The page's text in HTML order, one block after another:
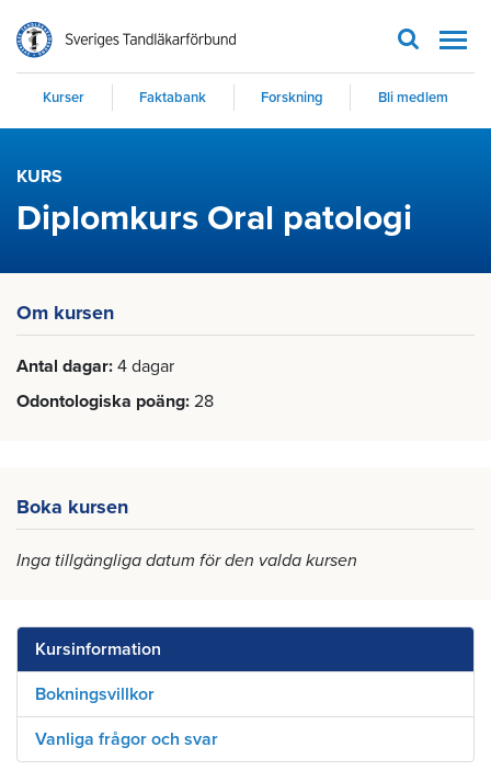
Kurser Faktabank Forskning Bli medlem
KURS
Diplomkurs Oral patologi
Om kursen
Antal dagar 4 dagar
Odontologiska poäng 28
Boka kursen
Inga tillgängliga datum för den valda kursen
Kursinformation
Bokningsvillkor
Vanliga frågor och svar